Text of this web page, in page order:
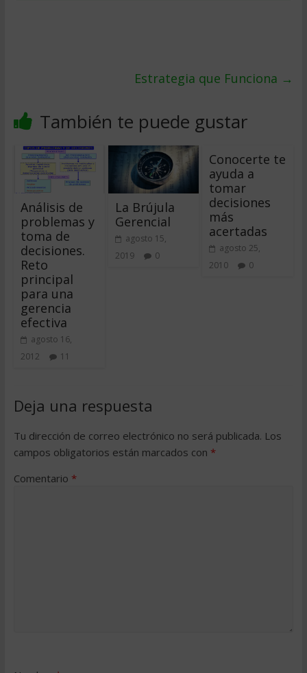
Estrategia que Funciona →
También te puede gustar
Análisis de
problemas y
toma de
decisiones.
Reto
principal
para una
gerencia
efectiva
agosto 16,
2012
11
La Brújula
Gerencial
agosto 15,
2019
0
Conocerte te
ayuda a
tomar
decisiones
más
acertadas
agosto 25,
2010
0
Deja una respuesta
Tu dirección de correo electrónico no será publicada. Los
campos obligatorios están marcados con *
Comentario *